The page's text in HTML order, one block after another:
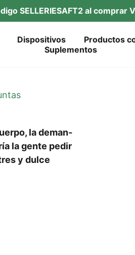
SELLERIESAFT2 al
Dis­po­si­tivos Pro­duc­tos
Suple­ment­os
la deman­
la gen­te pedir
y dul­ce